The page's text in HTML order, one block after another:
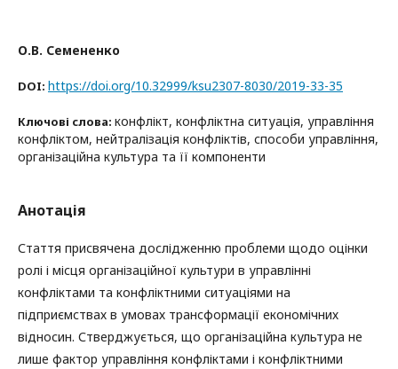
О.В. Семененко
DOI: https://doi.org/10.32999/ksu2307-8030/2019-33-35
Ключові слова: конфлікт, конфліктна ситуація, управління
конфліктом, нейтралізація конфліктів, способи управління,
організаційна культура та її компоненти
Анотація
Стаття присвячена дослідженню проблеми щодо оцінки
ролі і місця організаційної культури в управлінні
конфліктами та конфліктними ситуаціями на
підприємствах в умовах трансформації економічних
відносин. Стверджується, що організаційна культура не
лише фактор управління конфліктами і конфліктними